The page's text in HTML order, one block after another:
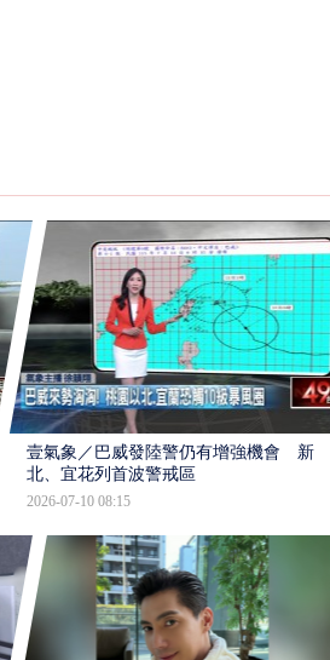
壹氣象／巴威發陸警仍有增強機會 新
北、宜花列首波警戒區
2026-07-10 08:15